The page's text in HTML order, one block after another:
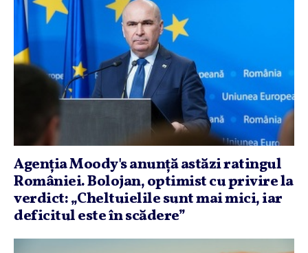
Agenţia Moody's anunţă astăzi ratingul
României. Bolojan, optimist cu privire la
verdict: „Cheltuielile sunt mai mici, iar
deficitul este în scădere”